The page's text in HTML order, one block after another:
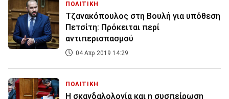
ΠΟΛΙΤΙΚΗ
Τζανακόπουλος στη Βουλή για υπόθεση
Πετσίτη: Πρόκειται περί
αντιπερισπασμού
04 Απρ 2019 14:29
ΠΟΛΙΤΙΚΗ
Η σκανδαλολογία και η συσπείρωση